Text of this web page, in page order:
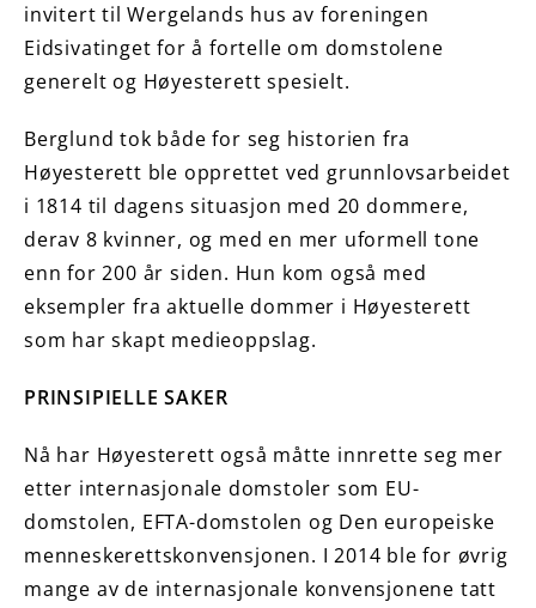
invitert til Wergelands hus av foreningen
Eidsivatinget for å fortelle om domstolene
generelt og Høyesterett spesielt.
Berglund tok både for seg historien fra
Høyesterett ble opprettet ved grunnlovsarbeidet
i 1814 til dagens situasjon med 20 dommere,
derav 8 kvinner, og med en mer uformell tone
enn for 200 år siden. Hun kom også med
eksempler fra aktuelle dommer i Høyesterett
som har skapt medieoppslag.
PRINSIPIELLE SAKER
Nå har Høyesterett også måtte innrette seg mer
etter internasjonale domstoler som EU-
domstolen, EFTA-domstolen og Den europeiske
menneskerettskonvensjonen. I 2014 ble for øvrig
mange av de internasjonale konvensjonene tatt